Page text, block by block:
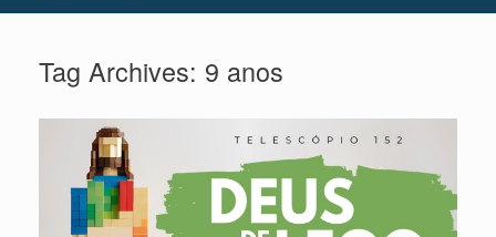
Tag Archives: 9 anos